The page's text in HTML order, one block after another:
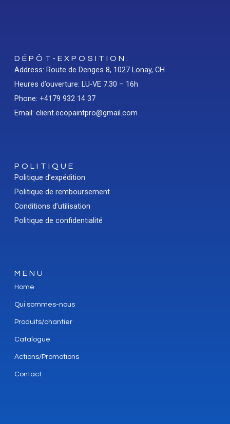
DÉPÔT-EXPOSITION:
Address: Route de Denges 8, 1027 Lonay, CH
Heures d’ouverture: LU-VE 7.30 – 16h
Phone: +4179 932 14 37
Email: client.ecopaintpro@gmail.com
POLITIQUE
Politique d’expédition
Politique de remboursement
Conditions d’utilisation
Politique de confidentialité
MENU
Home
Qui sommes-nous
Produits/chantier
Catalogue
Actions/Promotions
Contact